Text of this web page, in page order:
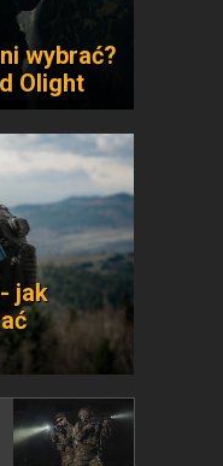
wybrać?
Olight
jak